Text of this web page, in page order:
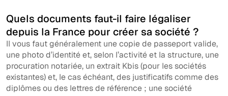
Quels documents faut-il faire légaliser
depuis la France pour créer sa société ?
Il vous faut généralement une copie de passeport valide,
une photo d’identité et, selon l’activité et la structure, une
procuration notariée, un extrait Kbis (pour les sociétés
existantes) et, le cas échéant, des justificatifs comme des
diplômes ou des lettres de référence ; une société